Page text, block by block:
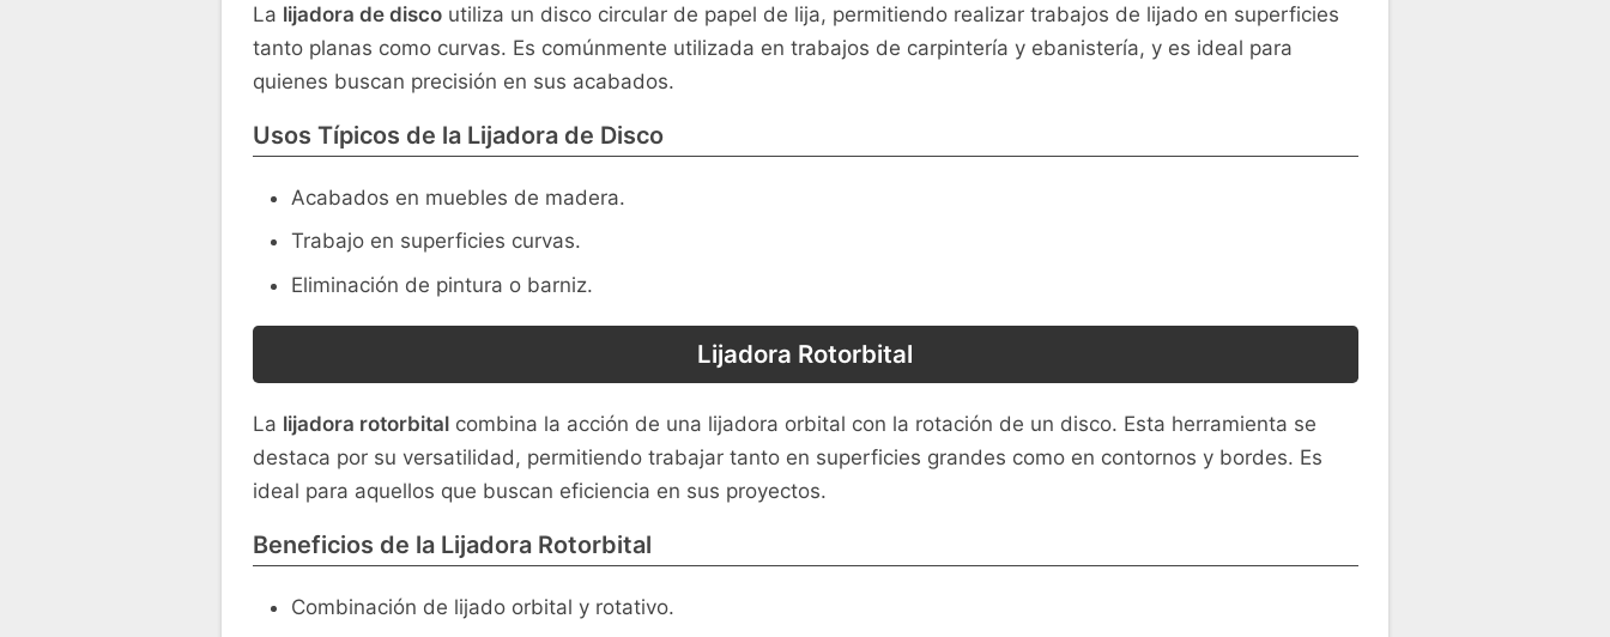
La lijadora de discoutiliza un disco circular de papel de lija, permitiendo realizar trabajos de lijado en superficies
tanto planas como curvas. Es comúnmente utilizada en trabajos de carpintería y ebanistería, y es ideal para
quienes buscan precisión en sus acabados.
Usos Típicos de la Lijadora de Disco
Acabados en muebles de madera.
Trabajo en superficies curvas.
Eliminación de pintura o barniz.
Lijadora Rotorbital
La lijadora rotorbitalcombina la acción de una lijadora orbital con la rotación de un disco. Esta herramienta se
destaca por su versatilidad, permitiendo trabajar tanto en superficies grandes como en contornos y bordes. Es
ideal para aquellos que buscan eficiencia en sus proyectos.
Beneficios de la Lijadora Rotorbital
Combinación de lijado orbital y rotativo.